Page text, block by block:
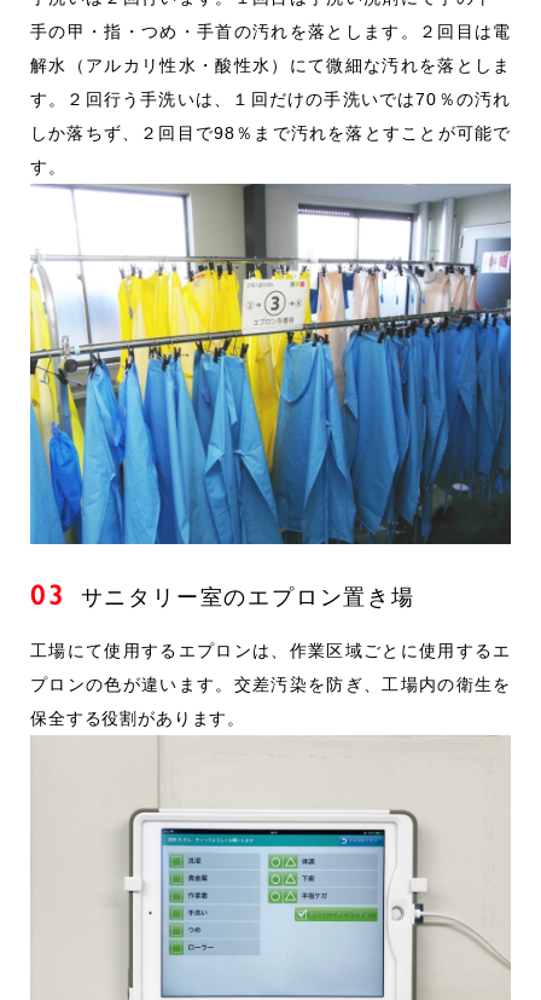
採用情報
社員インタビュー
募集要項
エントリー
Copyright © ICHIZEN GROUP. All Rights Reserved.
手の甲・指・つめ・手首の汚れを落とします。２回目は電
解水（アルカリ性水・酸性水）にて微細な汚れを落としま
す。２回行う手洗いは、１回だけの手洗いでは70％の汚れ
しか落ちず、２回目で98％まで汚れを落とすことが可能で
す。
03 サニタリー室のエプロン置き場
工場にて使用するエプロンは、作業区域ごとに使用するエ
プロンの色が違います。交差汚染を防ぎ、工場内の衛生を
保全する役割があります。